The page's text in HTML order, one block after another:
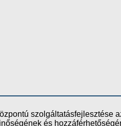
szolgáltatásfejlesztése
és